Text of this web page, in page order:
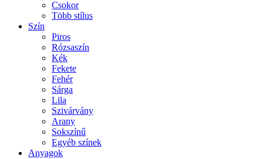
Csokor
Több stílus
Szín
Piros
Rózsaszín
Kék
Fekete
Fehér
Sárga
Lila
Szivárvány
Arany
Sokszínű
Egyéb színek
Anyagok